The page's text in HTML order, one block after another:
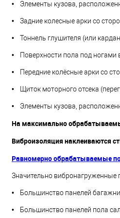
• Элементы кузова,
• Задние колесные арки со
• Тоннель глушителя (или
• Поверхности пола под ногами
• Передние колёсные арки со
• Щиток моторного отсека
• Элементы кузова,
На максимально
Виброизоляция наклеиваются
Равномерно обрабатываемые
Значительно вибронагруженные
• Большинство панелей
• Большинство панелей пола